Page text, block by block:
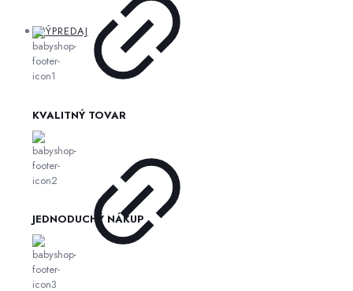
VÝPREDAJ
KVALITNÝ TOVAR
JEDNODUCHÝ NÁKUP